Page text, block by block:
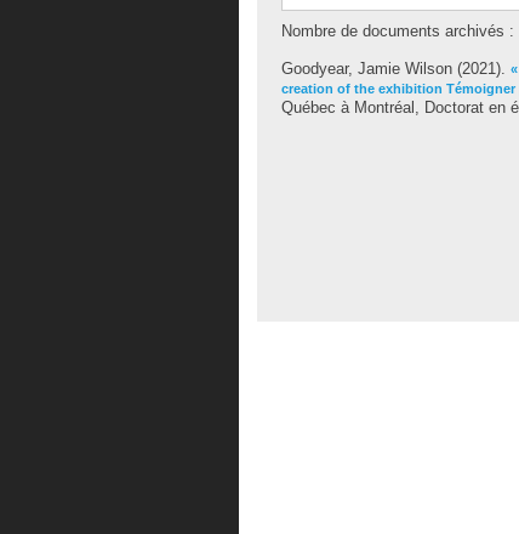
Nombre de documents archivés :
Goodyear, Jamie Wilson (2021).
creation of the exhibition Témoigner
Québec à Montréal, Doctorat en